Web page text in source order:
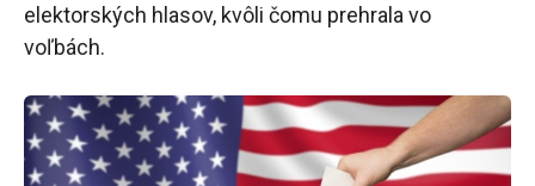
elektorských hlasov, kvôli čomu prehrala vo
voľbách.